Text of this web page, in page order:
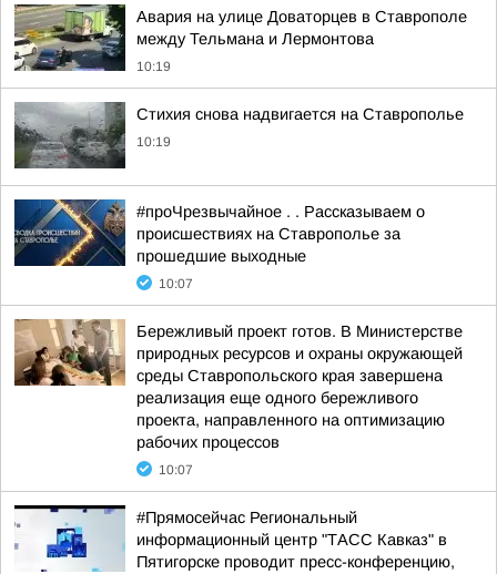
Авария на улице Доваторцев в Ставрополе
между Тельмана и Лермонтова
10:19
Стихия снова надвигается на Ставрополье
10:19
#проЧрезвычайное . . Рассказываем о
происшествиях на Ставрополье за
прошедшие выходные
10:07
Бережливый проект готов. В Министерстве
природных ресурсов и охраны окружающей
среды Ставропольского края завершена
реализация еще одного бережливого
проекта, направленного на оптимизацию
рабочих процессов
10:07
#Прямосейчас Региональный
информационный центр "ТАСС Кавказ" в
Пятигорске проводит пресс-конференцию,